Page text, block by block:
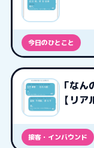
今日のひとこと
「な
【リア
接客・インバウンド